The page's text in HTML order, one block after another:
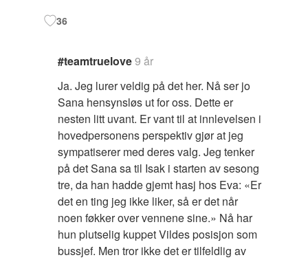
36
#teamtruelove9 år
Ja. Jeg lurer veldig på det her. Nå ser jo
Sana hensynsløs ut for oss. Dette er
nesten litt uvant. Er vant til at innlevelsen i
hovedpersonens perspektiv gjør at jeg
sympatiserer med deres valg. Jeg tenker
på det Sana sa til Isak i starten av sesong
tre, da han hadde gjemt hasj hos Eva: «Er
det en ting jeg ikke liker, så er det når
noen føkker over vennene sine.» Nå har
hun plutselig kuppet Vildes posisjon som
bussjef. Men tror ikke det er tilfeldlig av